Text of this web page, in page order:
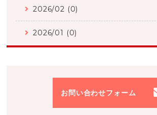
2026/02 (0)
2026/01 (0)
お問い合わせフォーム